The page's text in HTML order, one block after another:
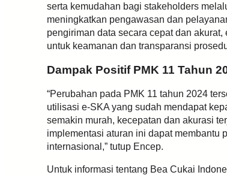
serta kemudahan bagi stakeholders
meningkatkan pengawasan dan
pengiriman data secara cepat dan
untuk keamanan dan transparansi
Dampak Positif PMK 11 Tahun
“Perubahan pada PMK 11 tahun 2024
utilisasi e-SKA yang sudah mendapat
semakin murah, kecepatan dan akurasi
implementasi aturan ini dapat membantu
internasional,” tutup Encep.
Untuk informasi tentang Bea Cukai